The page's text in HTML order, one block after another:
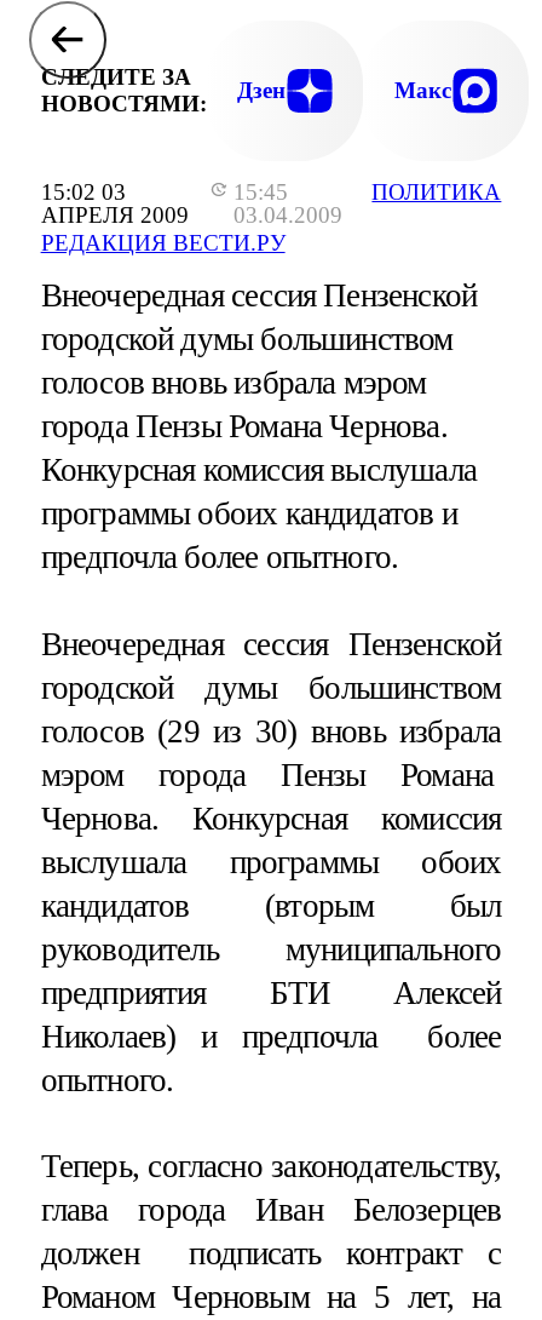
15:02 03
АПРЕЛЯ 2009
15:45
03.04.2009
РЕДАКЦИЯ ВЕСТИ.РУ
ПОЛИТИКА
СЛЕДИТЕ ЗА
НОВОСТЯМИ:
Дзен Макс
Внеочередная сессия Пензенской
городской думы большинством
голосов вновь избрала мэром
города Пензы Романа Чернова.
Конкурсная комиссия выслушала
программы обоих кандидатов и
предпочла более опытного.
Внеочередная сессия Пензенской
городской думы большинством
голосов (29 из 30) вновь избрала
мэром города Пензы Романа
Чернова. Конкурсная комиссия
выслушала программы обоих
кандидатов (вторым был
руководитель муниципального
предприятия БТИ Алексей
Николаев) и предпочла более
опытного.
Теперь, согласно законодательству,
глава города Иван Белозерцев
должен подписать контракт с
Романом Черновым на 5 лет, на